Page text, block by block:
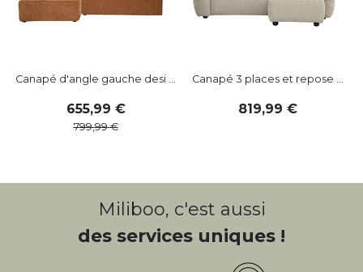
Canapé d'angle gauche desi ...
655,99
799,99
Canapé 3 places et repose ...
819,99
Miliboo, c'est aussi
des services uniques !